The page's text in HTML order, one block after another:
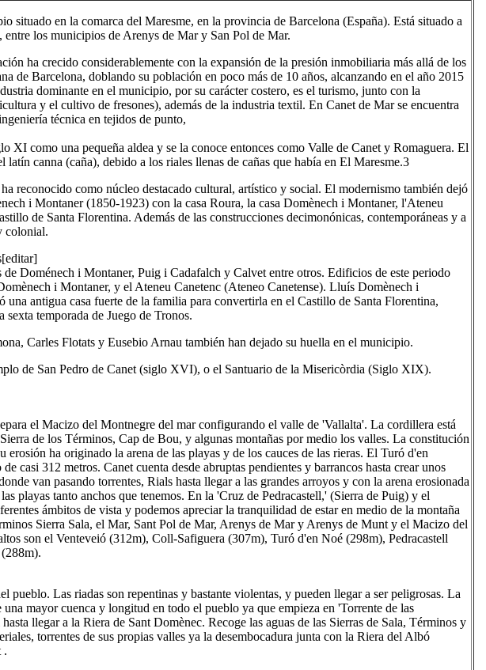
situado en la comarca del Maresme, en la provincia de Barcelona (España). Está situado a
los municipios de Arenys de Mar y San Pol de Mar.
ha crecido considerablemente con la expansión de la presión inmobiliaria más allá de los
de Barcelona, doblando su población en poco más de 10 años, alcanzando en el año 2015
dominante en el municipio, por su carácter costero, es el turismo, junto con la
y el cultivo de fresones), además de la industria textil. En Canet de Mar se encuentra
técnica en tejidos de punto,
XI como una pequeña aldea y se la conoce entonces como Valle de Canet y Romaguera. El
latín canna (caña), debido a los riales llenas de cañas que había en El Maresme.3
reconocido como núcleo destacado cultural, artístico y social. El modernismo también dejó
i Montaner (1850-1923) con la casa Roura, la casa Domènech i Montaner, l'Ateneu
de Santa Florentina. Además de las construcciones decimonónicas, contemporáneas y a
colonial.
de Doménech i Montaner, Puig i Cadafalch y Calvet entre otros. Edificios de este periodo
i Montaner, y el Ateneu Canetenc (Ateneo Canetense). Lluís Domènech i
una antigua casa fuerte de la familia para convertirla en el Castillo de Santa Florentina,
sexta temporada de Juego de Tronos.
Carles Flotats y Eusebio Arnau también han dejado su huella en el municipio.
de San Pedro de Canet (siglo XVI), o el Santuario de la Misericòrdia (Siglo XIX).
el Macizo del Montnegre del mar configurando el valle de 'Vallalta'. La cordillera está
de los Términos, Cap de Bou, y algunas montañas por medio los valles. La constitución
erosión ha originado la arena de las playas y de los cauces de las rieras. El Turó d'en
casi 312 metros. Canet cuenta desde abruptas pendientes y barrancos hasta crear unos
van pasando torrentes, Rials hasta llegar a las grandes arroyos y con la arena erosionada
playas tanto anchos que tenemos. En la 'Cruz de Pedracastell,' (Sierra de Puig) y el
ámbitos de vista y podemos apreciar la tranquilidad de estar en medio de la montaña
Sierra Sala, el Mar, Sant Pol de Mar, Arenys de Mar y Arenys de Munt y el Macizo del
son el Venteveió (312m), Coll-Safiguera (307m), Turó d'en Noé (298m), Pedracastell
pueblo. Las riadas son repentinas y bastante violentas, y pueden llegar a ser peligrosas. La
una mayor cuenca y longitud en todo el pueblo ya que empieza en 'Torrente de las
llegar a la Riera de Sant Domènec. Recoge las aguas de las Sierras de Sala, Términos y
torrentes de sus propias valles ya la desembocadura junta con la Riera del Albó
.